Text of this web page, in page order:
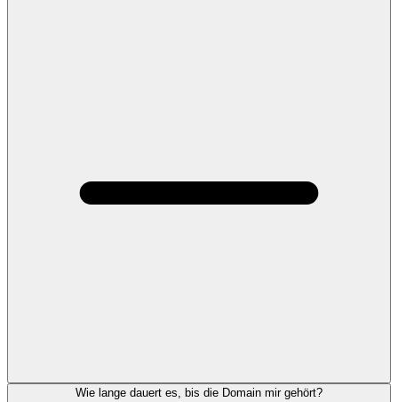
Wie lange dauert es, bis die Domain mir gehört?